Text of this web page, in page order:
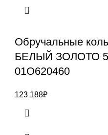
Обручальные
БЕЛЫЙ ЗОЛОТО
01О620460
123 188₽